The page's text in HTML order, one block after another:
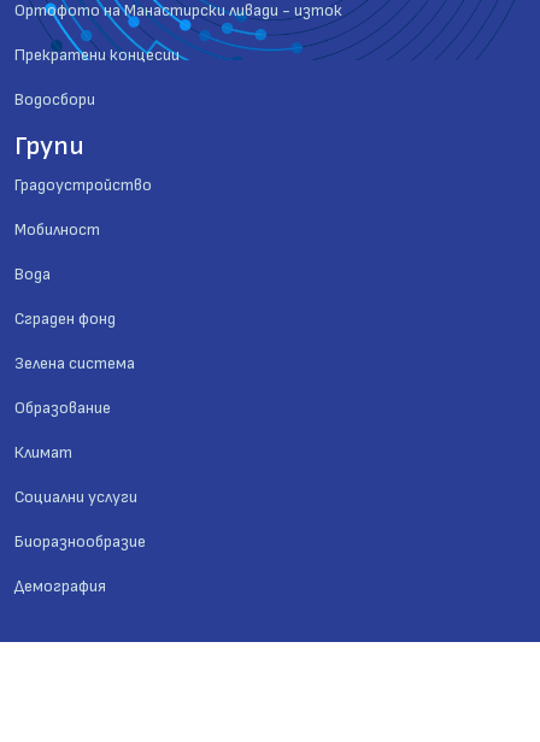
Ортофото на Манастирски ливади - изток
Прекратени концесии
Водосбори
Групи
Градоустройство
Мобилност
Вода
Сграден фонд
Зелена система
Образование
Климат
Социални услуги
Биоразнообразие
Демография